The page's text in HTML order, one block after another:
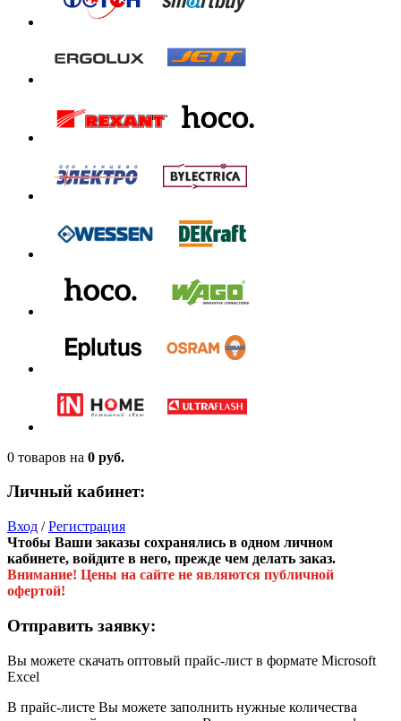
0 товаров на 0 руб.
Личный кабинет:
Вход /Регистрация
Чтобы Ваши заказы сохранялись в одном личном
кабинете, войдите в него, прежде чем делать заказ.
Внимание! Цены на сайте не являются публичной
офертой!
Отправить заявку:
Вы можете скачать оптовый прайс-лист в формате Microsoft
Excel
В прайс-листе Вы можете заполнить нужные количества